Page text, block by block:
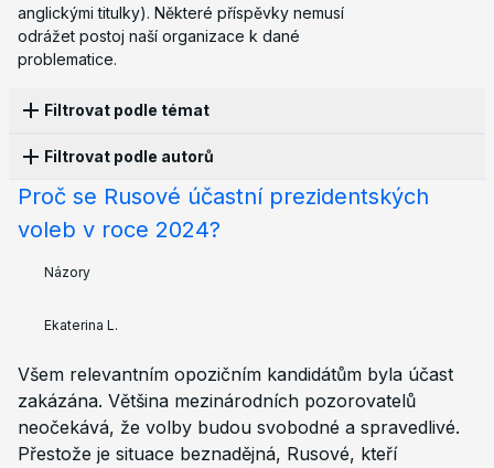
Proč se Rusové účastní prezidentských
voleb v roce 2024?
Názory
Ekaterina L.
Všem relevantním opozičním kandidátům byla účast
zakázána. Většina mezinárodních pozorovatelů
neočekává, že volby budou svobodné a spravedlivé.
Přestože je situace beznadějná, Rusové, kteří
anglickými titulky). Některé příspěvky nemusí
odrážet postoj naší organizace k dané
problematice.
Filtrovat podle témat
Apatie4 Protesty3
Sankce2 Válka1 Aktivismus1 Cenzura2
Propaganda
Filtrovat podle autorů
Ekaterina L.